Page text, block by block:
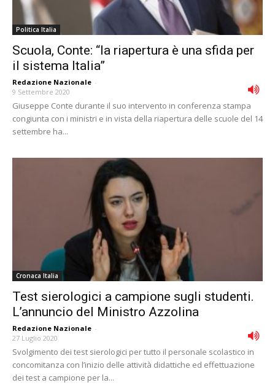
Politica Italia
Scuola, Conte: “la riapertura è una sfida per
il sistema Italia”
Redazione Nazionale -
9 Settembre 2020
Giuseppe Conte durante il suo intervento in conferenza stampa
congiunta con i ministri e in vista della riapertura delle scuole del 14
settembre ha...
Cronaca Italia
Test sierologici a campione sugli studenti.
L’annuncio del Ministro Azzolina
Redazione Nazionale -
27 Luglio 2020
Svolgimento dei test sierologici per tutto il personale scolastico in
concomitanza con l’inizio delle attività didattiche ed effettuazione
dei test a campione per la...